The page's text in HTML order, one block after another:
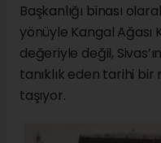
Başkanlığı binası
yönüyle Kangal Ağası
değeriyle değil,
tanıklık eden tarihi
taşıyor.